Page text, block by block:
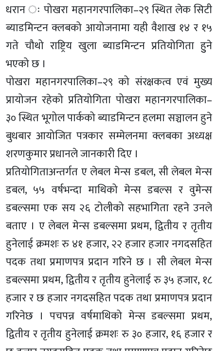
धरान ः पोखरा महानगरपालिका–२९ स्थित लेक सिटी
ब्याडमिन्टन क्लबको आयोजनामा यही वैशाख १४ र १५
गते चौथो राष्ट्रिय खुला ब्याडमिन्टन प्रतियोगिता हुुने
भएको छ ।
पोखरा महानगरपालिका–२९ को संरक्षकत्व एवं मुख्य
प्रायोजन रहेको प्रतियोगिता पोखरा महानगरपालिका–
३० स्थित भूगोल पार्कको ब्याडमिन्टन हलमा सञ्चालन हुने
बुधबार आयोजित पत्रकार सम्मेलनमा क्लबका अध्यक्ष
शरणकुमार प्रधानले जानकारी दिए ।
प्रतियोगिताअन्तर्गत ए लेबल मेन्स डबल, सी लेबल मेन्स
डबल, ५५ वर्षभन्दा माथिको मेन्स डबल्स र वुमेन्स
डबल्समा एक सय २६ टोलीको सहभागिता रहने उनले
बताए । ए लेबल मेन्स डबल्समा प्रथम, द्वितीय र तृतीय
हुनेलाई क्रमशः रु ४१ हजार, २२ हजार हजार नगदसहित
पदक तथा प्रमाणपत्र प्रदान गरिने छ । सी लेबल मेन्स
डबल्समा प्रथम, द्वितीय र तृतीय हुनेलाई रु ३५ हजार, १८
हजार र छ हजार नगदसहित पदक तथा प्रमाणपत्र प्रदान
गरिनेछ । पचपन्न वर्षमाथिको मेन्स डबल्समा प्रथम,
द्वितीय र तृतीय हुनेलाई क्रमशः रु ३० हजार, १६ हजार र